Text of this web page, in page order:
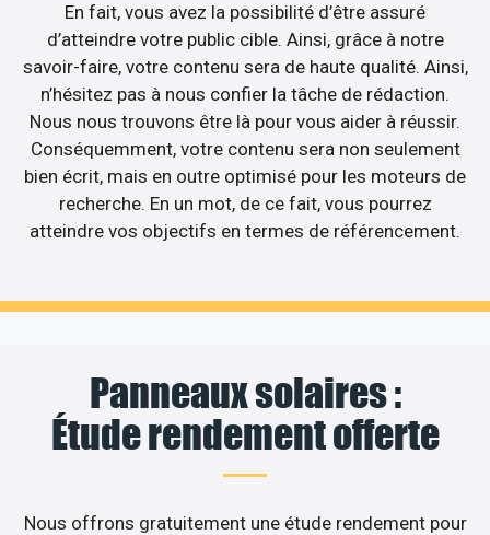
En fait, vous avez la possibilité d’être assuré
d’atteindre votre public cible. Ainsi, grâce à notre
savoir-faire, votre contenu sera de haute qualité. Ainsi,
n’hésitez pas à nous confier la tâche de rédaction.
Nous nous trouvons être là pour vous aider à réussir.
Conséquemment, votre contenu sera non seulement
bien écrit, mais en outre optimisé pour les moteurs de
recherche. En un mot, de ce fait, vous pourrez
atteindre vos objectifs en termes de référencement.
Panneaux solaires :
Étude rendement offerte
Nous offrons gratuitement une étude rendement pour